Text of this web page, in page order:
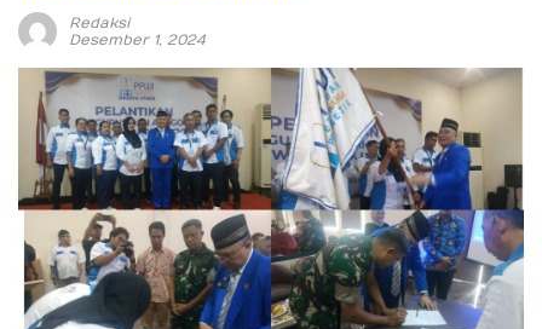
Redaksi
Desember 1, 2024